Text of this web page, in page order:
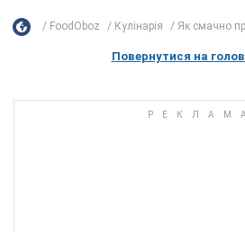
FoodOboz Кулінарія Як смачно
Повернутися на